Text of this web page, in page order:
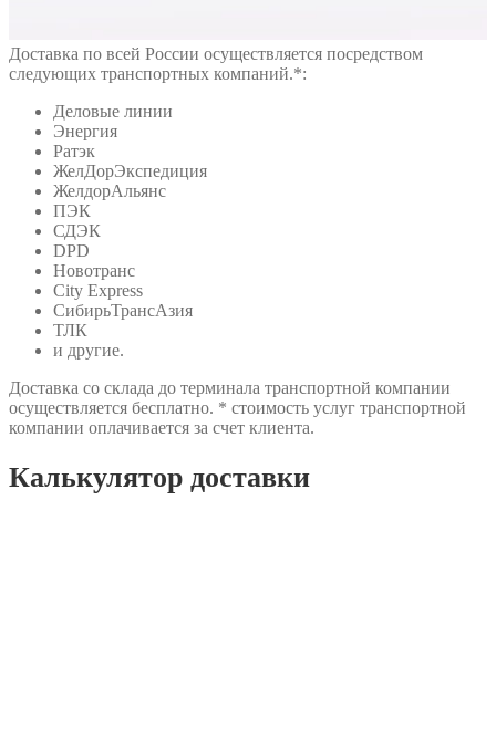
Доставка по всей России осуществляется посредством
следующих транспортных компаний.*:
Деловые линии
Энергия
Ратэк
ЖелДорЭкспедиция
ЖелдорАльянс
ПЭК
СДЭК
DPD
Новотранс
City Express
СибирьТрансАзия
ТЛК
и другие.
Доставка со склада до терминала транспортной компании
осуществляется бесплатно. * стоимость услуг транспортной
компании оплачивается за счет клиента.
Калькулятор доставки